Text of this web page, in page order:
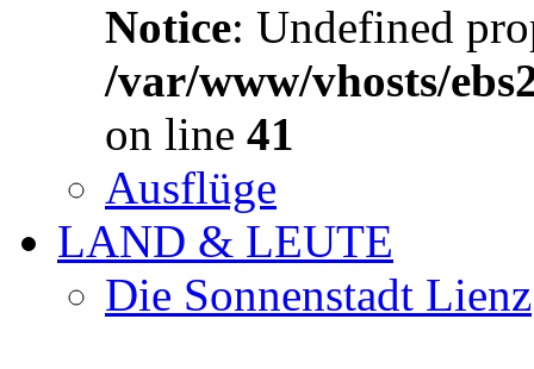
Notice: Undefined
/var/www/vhosts/
on line 41
Ausflüge
LAND & LEUTE
Die Sonnenstadt Lienz